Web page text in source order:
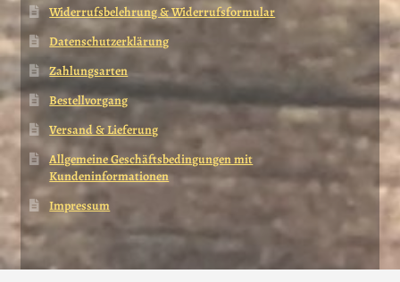
Widerrufsbelehrung & Widerrufsformular
Datenschutzerklärung
Zahlungsarten
Bestellvorgang
Versand & Lieferung
Allgemeine Geschäftsbedingungen mit
Kundeninformationen
Impressum